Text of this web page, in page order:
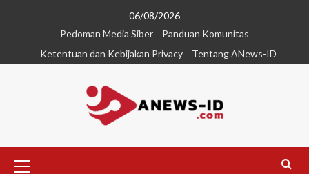
06/08/2026
Pedoman Media Siber
Panduan Komunitas
Ketentuan dan Kebijakan Privacy
Tentang ANews-ID